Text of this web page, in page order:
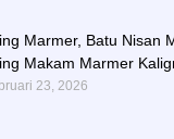
Marmer, Batu Nisan
Makam Marmer
23, 2026